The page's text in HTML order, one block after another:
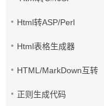
Html转ASP/Perl
Html表格生成器
HTML/MarkDown互转
正则生成代码